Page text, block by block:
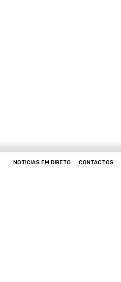
NOTÍCIAS EM DIRETO CONTACTOS